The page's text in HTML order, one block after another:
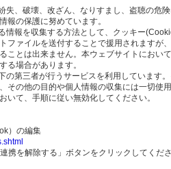
失、破壊、改ざん、なりすまし、盗聴の危
報の保護に努めています。
情報を収集する方法として、クッキー
ファイルを送付することで援用されますが
ことは出来ません。本ウェブサイトにおい
る場合があります。
の第三者が行うサービスを利用しています
その他の目的や個人情報の収集には一切使
いて、手順に従い無効化してください。
）の編集
携を解除する」ボタンをクリックしてくださ